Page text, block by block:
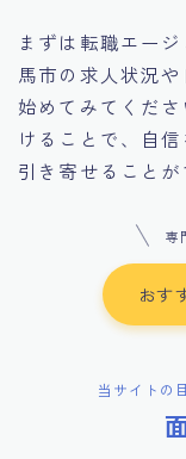
まずは転職エー
馬市の求人状況
始めてみてくだ
けることで、自
引き寄せることが
専
おす
当サイトの